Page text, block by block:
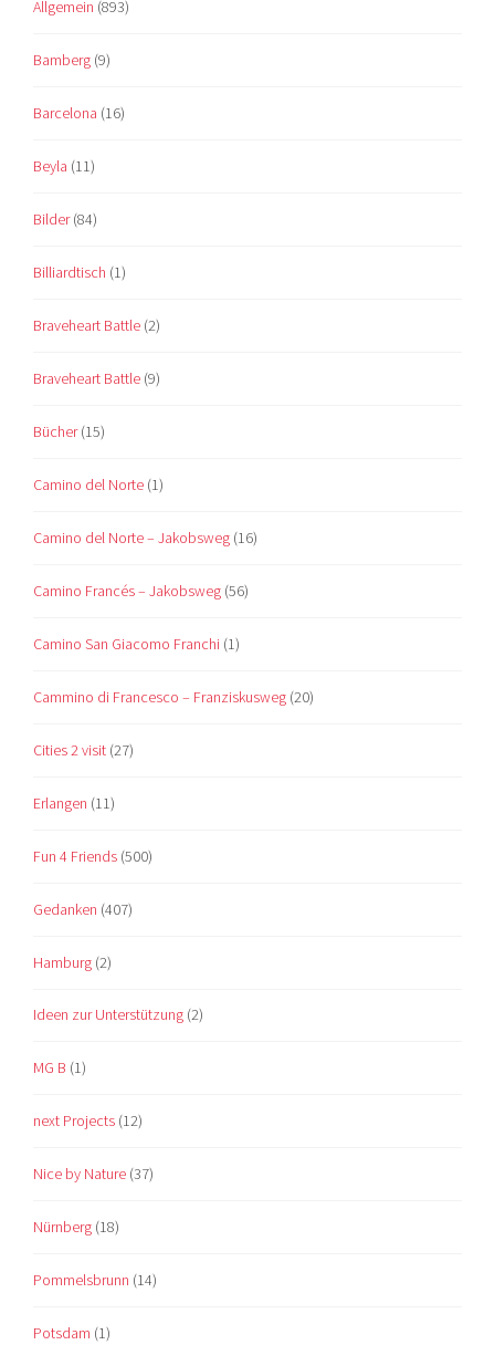
Allgemein (893)
Bamberg (9)
Barcelona (16)
Beyla (11)
Bilder(84)
Billiardtisch (1)
Braveheart Battle (2)
Braveheart Battle (9)
Bücher(15)
Camino del Norte (1)
Camino del Norte – Jakobsweg (16)
Camino Francés – Jakobsweg (56)
Camino San Giacomo Franchi (1)
Cammino di Francesco – Franziskusweg (20)
Cities 2 visit (27)
Erlangen (11)
Fun 4 Friends (500)
Gedanken (407)
Hamburg (2)
Ideen zur Unterstützung (2)
MG B (1)
next Projects (12)
Nice by Nature (37)
Nürnberg (18)
Pommelsbrunn (14)
Potsdam (1)